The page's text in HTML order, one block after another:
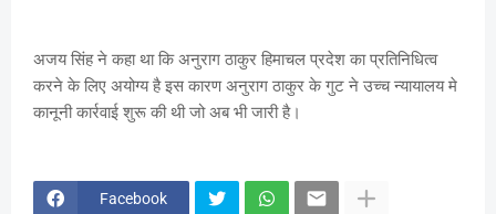
अजय सिंह ने कहा था कि अनुराग ठाकुर हिमाचल प्रदेश का प्रतिनिधित्व
करने के लिए अयोग्य है इस कारण अनुराग ठाकुर के गुट ने उच्च न्यायालय मे
कानूनी कार्रवाई शुरू की थी जो अब भी जारी है।
Facebook